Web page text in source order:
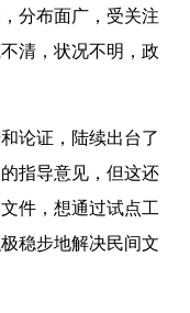
分布面广，受关注
清，状况不明，政
论证，陆续出台了
指导意见，但这还
件，想通过试点工
稳步地解决民间文